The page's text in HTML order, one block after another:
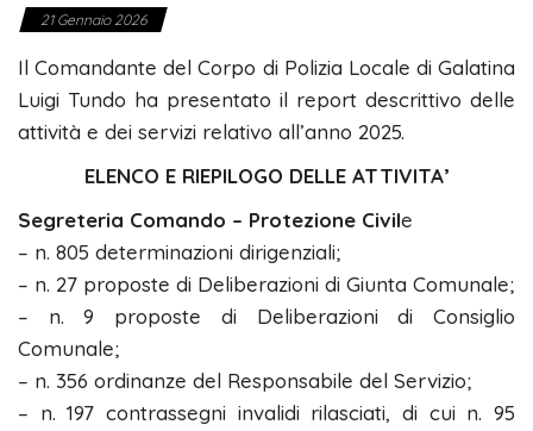
21 Gennaio 2026
Il Comandante del Corpo di Polizia Locale di Galatina
Luigi Tundo ha presentato il report descrittivo delle
attività e dei servizi relativo all’anno 2025.
ELENCO E RIEPILOGO DELLE ATTIVITA’
Segreteria Comando – Protezione Civile
– n. 805 determinazioni dirigenziali;
– n. 27 proposte di Deliberazioni di Giunta Comunale;
– n. 9 proposte di Deliberazioni di Consiglio
Comunale;
– n. 356 ordinanze del Responsabile del Servizio;
– n. 197 contrassegni invalidi rilasciati, di cui n. 95